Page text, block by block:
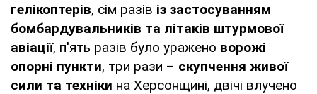
гелікоптерів, сім разів із застосуванням
бомбардувальників та літаків штурмової
авіації, п'ять разів було уражено ворожі
опорні пункти, три рази – скупчення живої
сили та техніки на Херсонщині, двічі влучено